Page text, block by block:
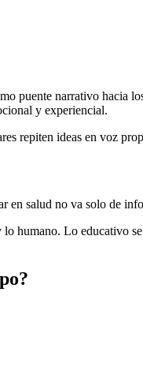
puente narrativo hacia
y experiencial.
repiten ideas en voz
en salud no va solo de
humano. Lo educativo